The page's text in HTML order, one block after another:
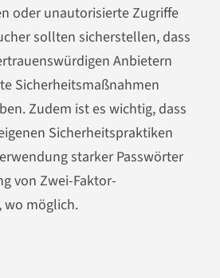
oder unautorisierte Zugriffe
sollten sicherstellen, dass
Anbietern
Sicherheitsmaßnahmen
Zudem ist es wichtig, dass
Sicherheitspraktiken
starker Passwörter
von Zwei-Faktor-
wo möglich.